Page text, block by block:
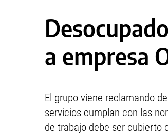
a empresa
El grupo viene reclamando
servicios cumplan con las
de trabajo debe ser cubierto